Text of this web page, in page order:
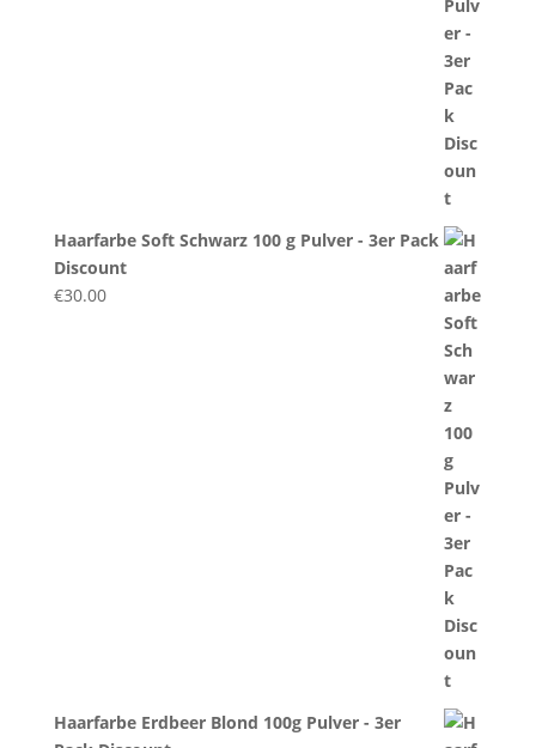
Haarfarbe Soft Schwarz 100 g Pulver - 3er Pack
Discount
€30.00
Haarfarbe Erdbeer Blond 100g Pulver - 3er